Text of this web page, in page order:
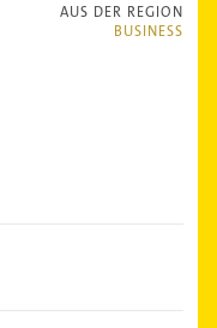
AUS DER REGION
BUSINESS